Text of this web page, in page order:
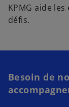
KPMG aide
défis.
Besoin de